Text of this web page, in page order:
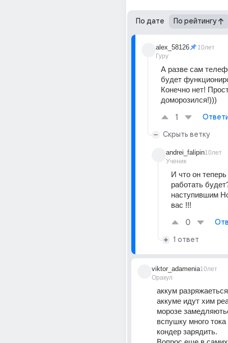
По дате По рейтингу
alex_58126
Гуру
10лет
А разве сам
будет
Конечно нет!
доморозился!)))
1
Скрыть ветку
andrei_falipin
Ученик
10лет
И что он
работать
наступившим
вас !!!
0
1 ответ
viktor_adamenia
Оракул
10лет
аккум
аккуме идут хим
морозе
вспушку много
кондер зарядить.